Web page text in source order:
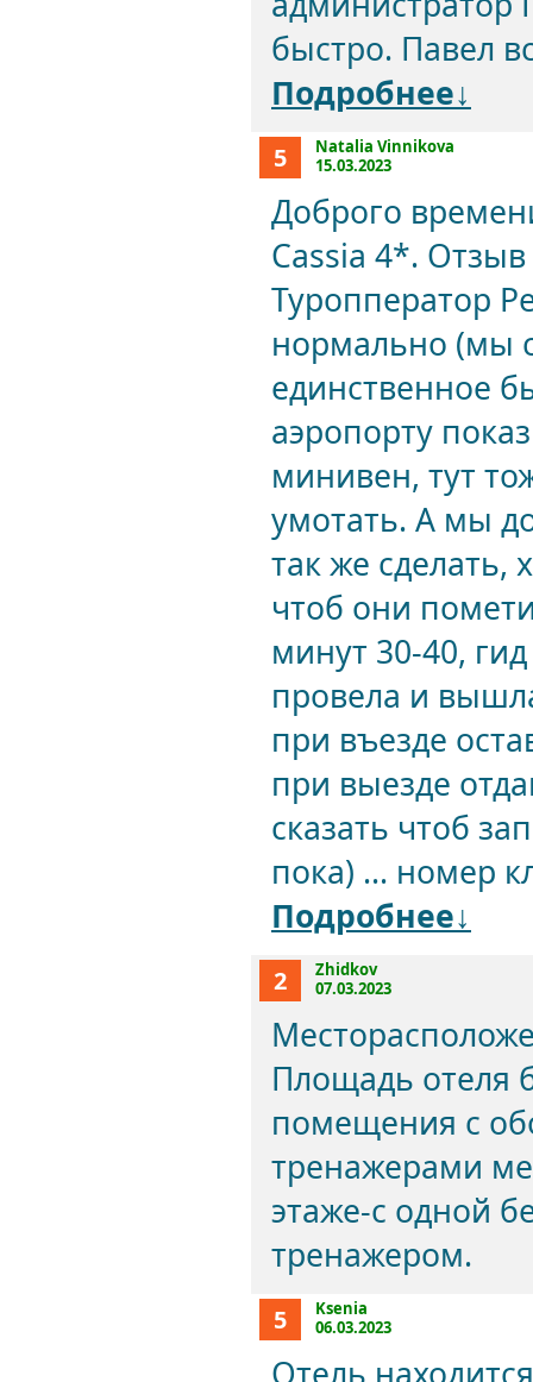
быстро. Павел
Подробнее↓
5
Natalia Vinnikova
15.03.2023
Доброго
Cassia 4*. Отзыв
Туропператор
нормально (мы
единственное
аэропорту
минивен, тут
умотать. А мы
так же сделать,
чтоб они
минут 30-40,
провела и
при въезде
при выезде
сказать чтоб
пока) ... номер
Подробнее↓
2
Zhidkov
07.03.2023
Площадь отеля
помещения с
тренажерами
этаже-с одной
тренажером.
5
Ksenia
06.03.2023